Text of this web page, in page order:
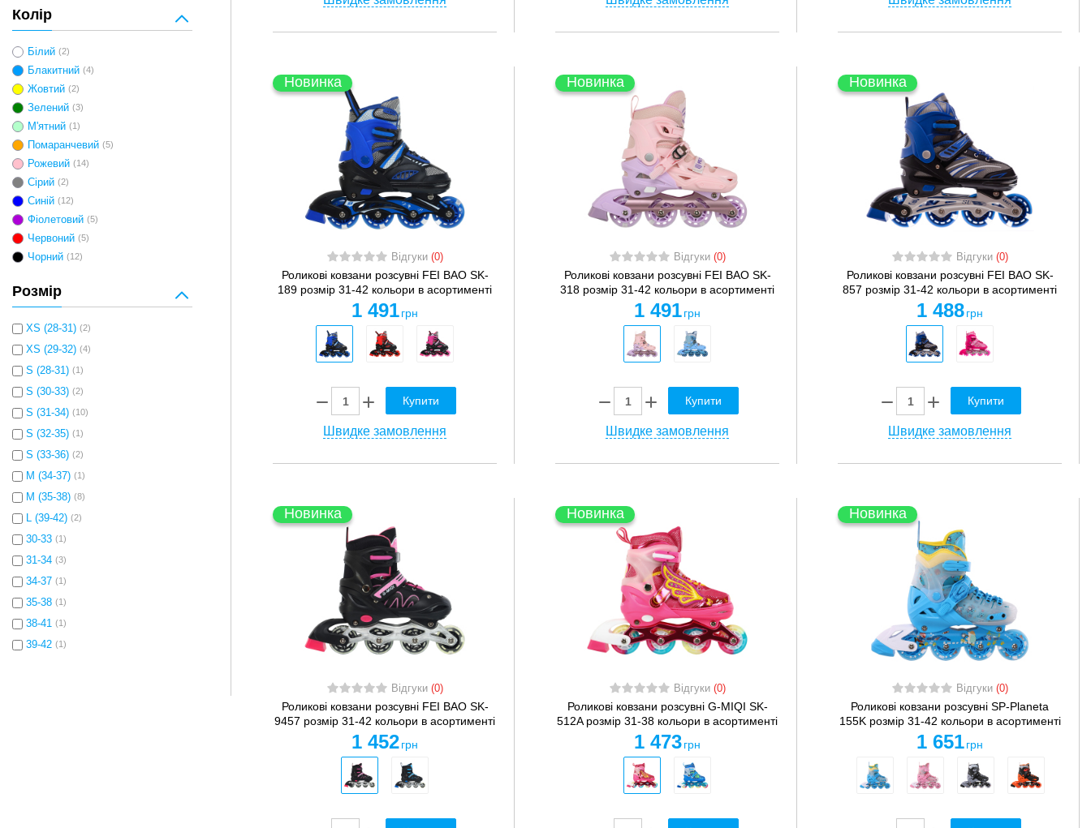
Колір
Білий (2)
Блакитний (4)
Жовтий (2)
Зелений (3)
М'ятний (1)
Помаранчевий (5)
Рожевий (14)
Сірий (2)
Синій (12)
Фіолетовий (5)
Червоний (5)
Чорний (12)
Розмір
XS (28-31) (2)
XS (29-32) (4)
S (28-31) (1)
S (30-33) (2)
S (31-34) (10)
S (32-35) (1)
S (33-36) (2)
M (34-37) (1)
M (35-38) (8)
L (39-42) (2)
30-33 (1)
31-34 (3)
34-37 (1)
35-38 (1)
38-41 (1)
39-42 (1)
Новинка
Відгуки (0)
Роликові ковзани розсувні FEI BAO SK-
189 розмір 31-42 кольори в асортименті
1 491 грн
Купити
Швидке замовлення
Новинка
Відгуки (0)
Роликові ковзани розсувні FEI BAO SK-
318 розмір 31-42 кольори в асортименті
1 491 грн
Купити
Швидке замовлення
Новинка
Відгуки (0)
Роликові ковзани розсувні FEI BAO SK-
857 розмір 31-42 кольори в асортименті
1 488 грн
Купити
Швидке замовлення
Новинка
Відгуки (0)
Роликові ковзани розсувні FEI BAO SK-
9457 розмір 31-42 кольори в асортименті
1 452 грн
Новинка
Відгуки (0)
Роликові ковзани розсувні G-MIQI SK-
512A розмір 31-38 кольори в асортименті
1 473 грн
Новинка
Відгуки (0)
Роликові ковзани розсувні SP-Planeta
155K розмір 31-42 кольори в асортименті
1 651 грн